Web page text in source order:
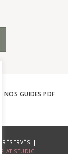
NOS GUIDES PDF
RÉSERVÉS |
FLAT STUDIO